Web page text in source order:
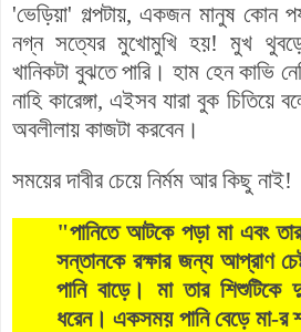
'ভেড়িয়া' গল্পটায়, একজন মানুষ কোন
নগ্ন সত্যের মুখোমুখি হয়! মুখ
খানিকটা বুঝতে পারি। হাম হেন কাভি
নাহি কারেঙ্গা, এইসব যারা বুক চিতিয়ে
অবলীলায় কাজটা করবেন।
সময়ের দাবীর চেয়ে নির্মম আর কিছু নাই!
"পানিতে আটকে পড়া মা এবং
সন্তানকে রক্ষার জন্য আপ্রাণ
পানি বাড়ে। মা তার
ধরেন। একসময় পানি বেড়ে মা-